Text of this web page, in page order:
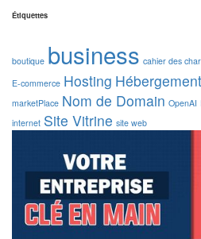
Étiquettes
boutique business cahier des
E-commerce Hosting Hébergement
marketPlace Nom de Domain OpenAI
internet Site Vitrine site web